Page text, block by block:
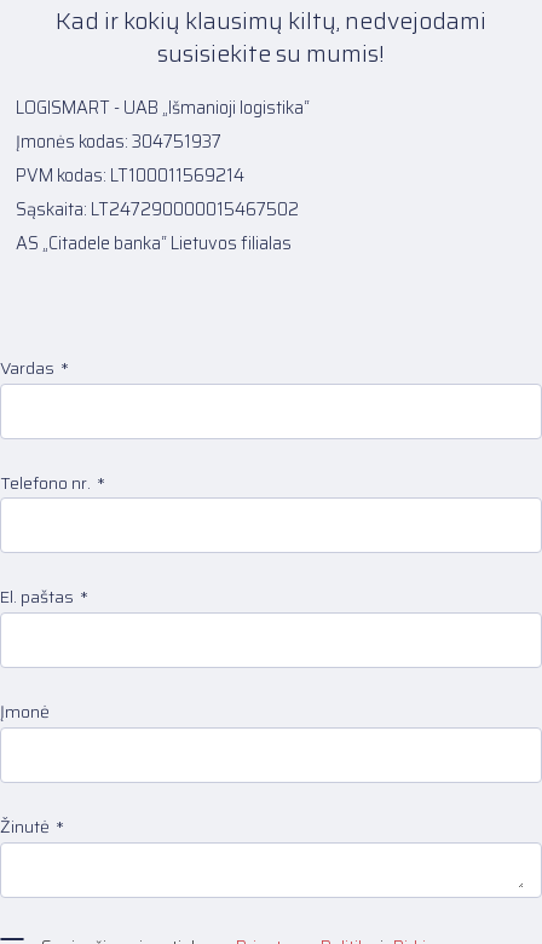
Kad ir kokių klausimų kiltų, nedvejodami
susisiekite su mumis!
LOGISMART - UAB „Išmanioji logistika“
Įmonės kodas: 304751937
PVM kodas: LT100011569214
Sąskaita: LT247290000015467502
AS „Citadele banka“ Lietuvos filialas
Vardas
Telefono nr.
El. paštas
Įmonė
Žinutė